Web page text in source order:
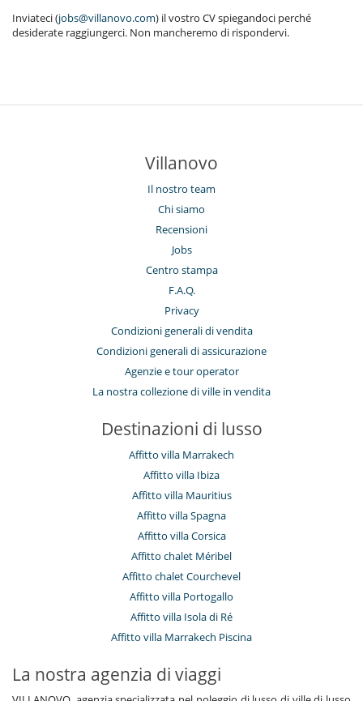
Inviateci (jobs@villanovo.com) il vostro CV spiegandoci perché
desiderate raggiungerci. Non mancheremo di rispondervi.
Villanovo
Il nostro team
Chi siamo
Recensioni
Jobs
Centro stampa
F.A.Q.
Privacy
Condizioni generali di vendita
Condizioni generali di assicurazione
Agenzie e tour operator
La nostra collezione di ville in vendita
Destinazioni di lusso
Affitto villa Marrakech
Affitto villa Ibiza
Affitto villa Mauritius
Affitto villa Spagna
Affitto villa Corsica
Affitto chalet Méribel
Affitto chalet Courchevel
Affitto villa Portogallo
Affitto villa Isola di Ré
Affitto villa Marrakech Piscina
La nostra agenzia di viaggi